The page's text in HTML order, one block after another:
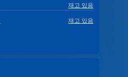
재고 있음
재고 있음